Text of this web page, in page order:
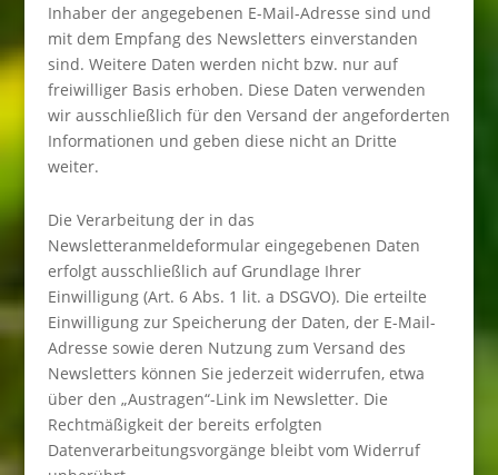
Inhaber der angegebenen E-Mail-Adresse sind und
mit dem Empfang des Newsletters einverstanden
sind. Weitere Daten werden nicht bzw. nur auf
freiwilliger Basis erhoben. Diese Daten verwenden
wir ausschließlich für den Versand der angeforderten
Informationen und geben diese nicht an Dritte
weiter.
Die Verarbeitung der in das
Newsletteranmeldeformular eingegebenen Daten
erfolgt ausschließlich auf Grundlage Ihrer
Einwilligung (Art. 6 Abs. 1 lit. a DSGVO). Die erteilte
Einwilligung zur Speicherung der Daten, der E-Mail-
Adresse sowie deren Nutzung zum Versand des
Newsletters können Sie jederzeit widerrufen, etwa
über den „Austragen“-Link im Newsletter. Die
Rechtmäßigkeit der bereits erfolgten
Datenverarbeitungsvorgänge bleibt vom Widerruf